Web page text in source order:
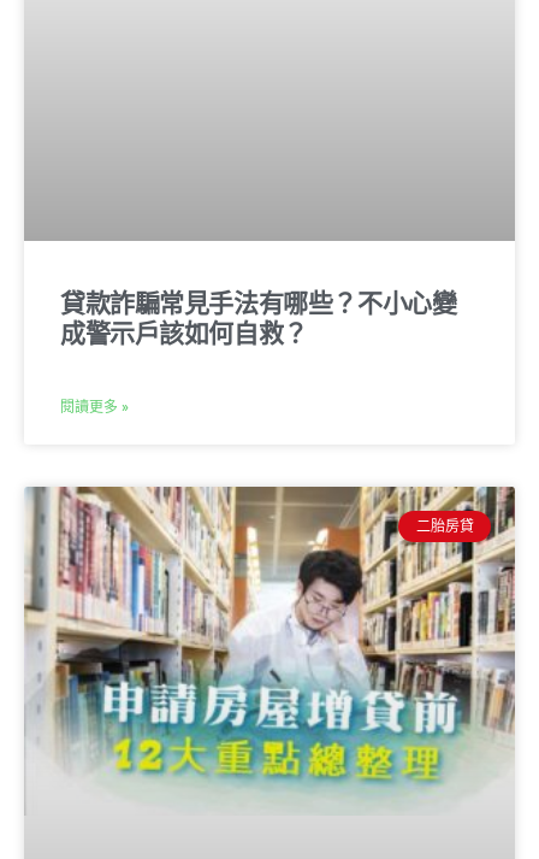
貸款詐騙常見手法有哪些？不小心變
成警示戶該如何自救？
閱讀更多 »
二胎房貸